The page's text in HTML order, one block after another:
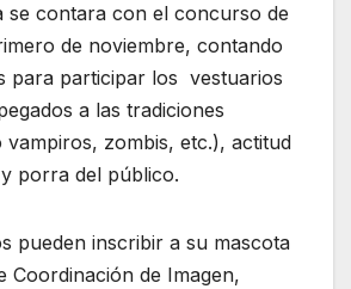
se contara con el concurso de
de noviembre, contando
para participar los vestuarios
a las tradiciones
vampiros, zombis, etc.), actitud
porra del público.
pueden inscribir a su mascota
Coordinación de Imagen,